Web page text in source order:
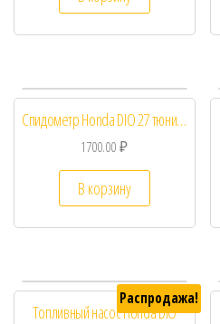
Спидометр Honda DIO 27 тюнинг 120км/ч
1700.00₽
В корзину
Распродажа!
Топливный насос Honda DIO